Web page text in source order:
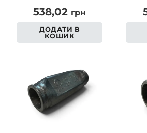
538,02 грн
ДОДАТИ В
КОШИК